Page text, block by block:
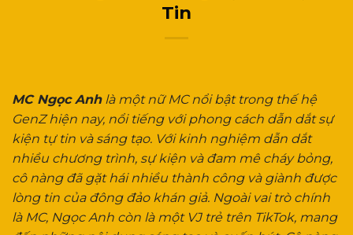
Tin
MC Ngọc Anhlà một nữ MC nổi bật trong thế hệ
GenZ hiện nay, nổi tiếng với phong cách dẫn dắt sự
kiện tự tin và sáng tạo. Với kinh nghiệm dẫn dắt
nhiều chương trình, sự kiện và đam mê cháy bỏng,
cô nàng đã gặt hái nhiều thành công và giành được
lòng tin của đông đảo khán giả. Ngoài vai trò chính
là MC, Ngọc Anh còn là một VJ trẻ trên TikTok, mang